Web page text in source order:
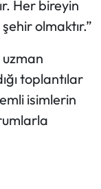
Her bireyin
olmaktır.”
uzman
toplantılar
isimlerin